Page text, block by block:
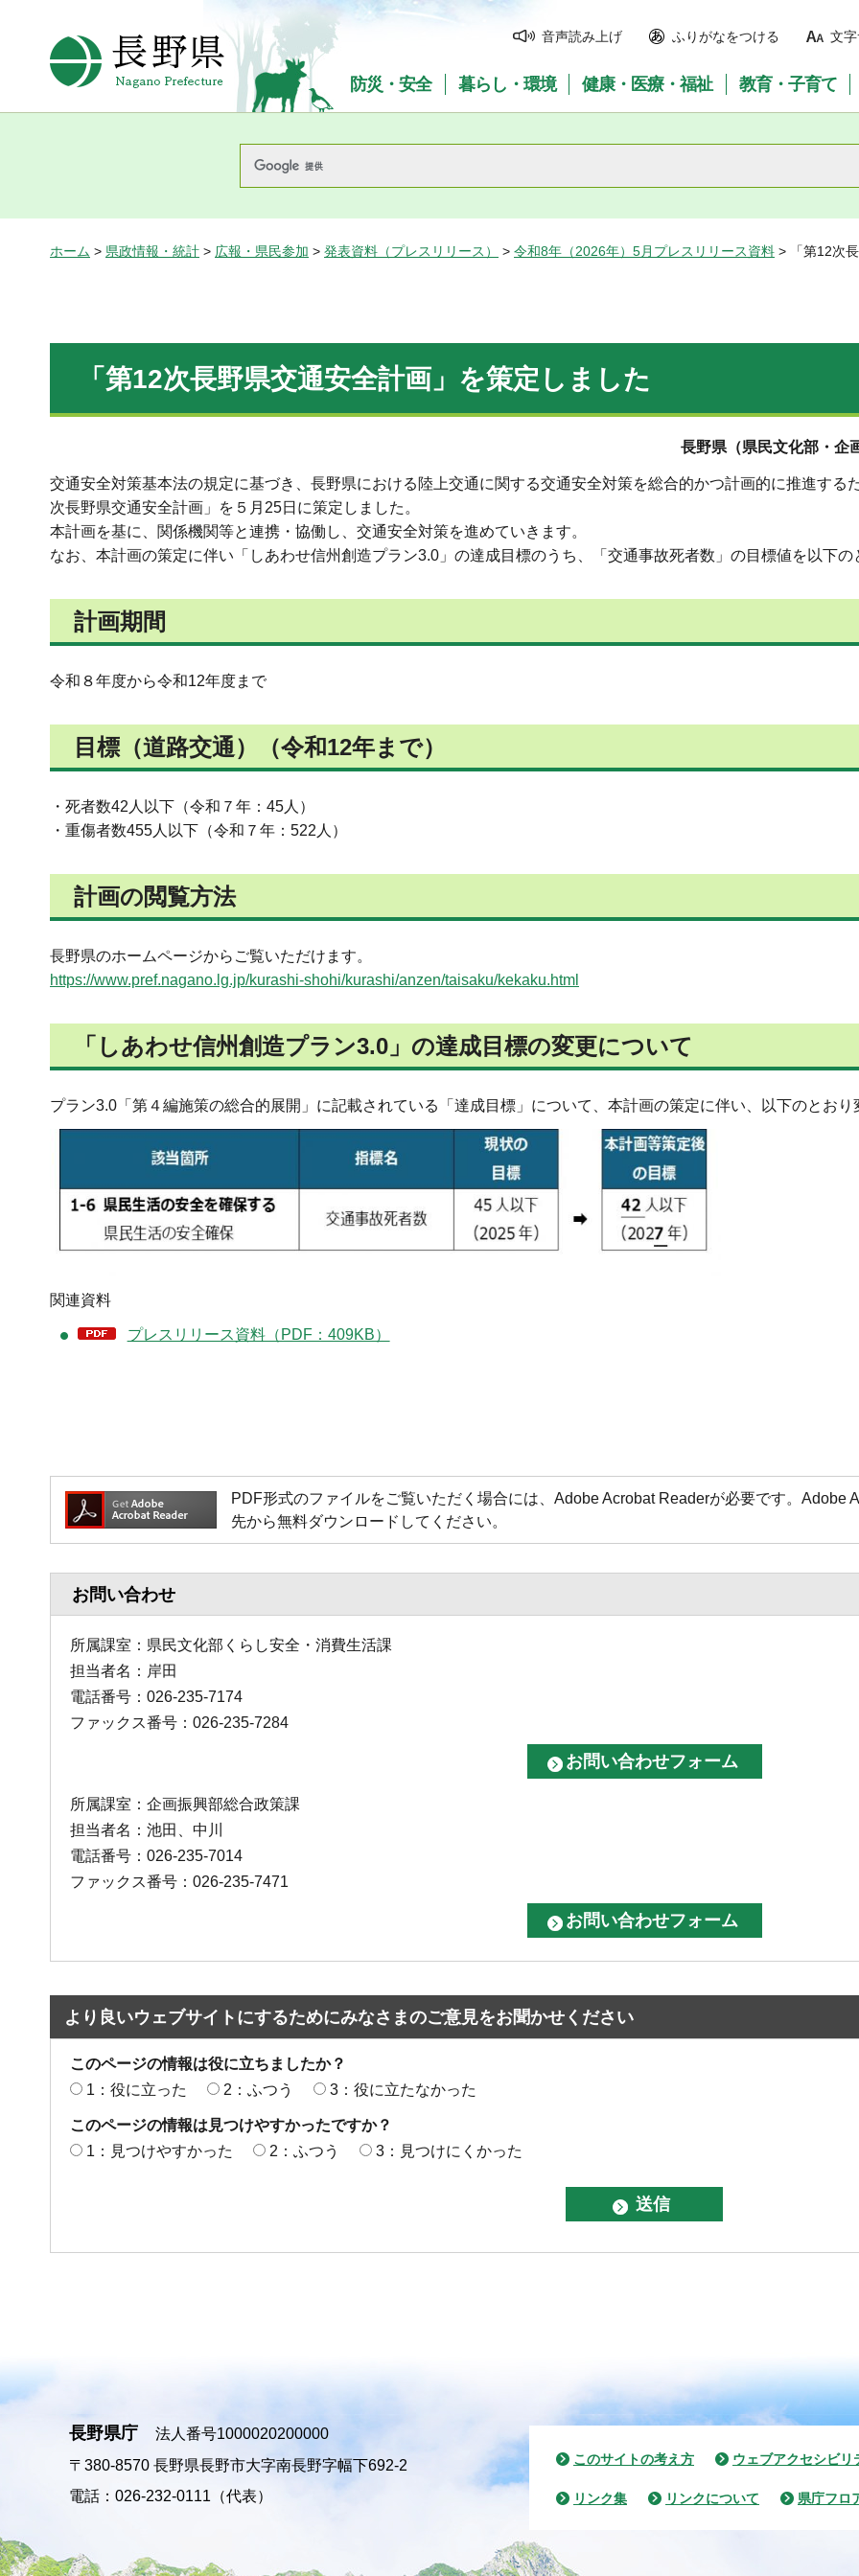
長野県Nagano Prefecture
音声読み上げ ふりがなをつける 文
防災・安全 暮らし・環境 健康・医療・福祉 教育・子育て
ホーム > 県政情報・統計 > 広報・県民参加 > 発表資料（プレスリリース） > 令和8年（2026年）5月プレスリリース資料 > 「第12次
「第12次長野県交通安全計画」を策定しました
長野県（県民文化部・企
交通安全対策基本法の規定に基づき、長野県における陸上交通に関する交通安全対策を総合的かつ計画的に推進する
次長野県交通安全計画」を５月25日に策定しました。
本計画を基に、関係機関等と連携・協働し、交通安全対策を進めていきます。
なお、本計画の策定に伴い「しあわせ信州創造プラン3.0」の達成目標のうち、「交通事故死者数」の目標値を以下の
計画期間
令和８年度から令和12年度まで
目標（道路交通）（令和12年まで）
・死者数42人以下（令和７年：45人）
・重傷者数455人以下（令和７年：522人）
計画の閲覧方法
長野県のホームページからご覧いただけます。
https://www.pref.nagano.lg.jp/kurashi-shohi/kurashi/anzen/taisaku/kekaku.html
「しあわせ信州創造プラン3.0」の達成目標の変更について
プラン3.0「第４編施策の総合的展開」に記載されている「達成目標」について、本計画の策定に伴い、以下のとおり
関連資料
プレスリリース資料（PDF：409KB）
PDF形式のファイルをご覧いただく場合には、Adobe Acrobat Readerが必要です。Adobe
先から無料ダウンロードしてください。
お問い合わせ
所属課室：県民文化部くらし安全・消費生活課
担当者名：岸田
電話番号：026-235-7174
ファックス番号：026-235-7284
所属課室：企画振興部総合政策課
担当者名：池田、中川
電話番号：026-235-7014
ファックス番号：026-235-7471
より良いウェブサイトにするためにみなさまのご意見をお聞かせください
このページの情報は役に立ちましたか？
1：役に立った
2：ふつう 3：役に立たなかった
このページの情報は見つけやすかったですか？
1：見つけやすかった
2：ふつう 3：見つけにくかった
長野県庁
法人番号1000020200000
〒380-8570 長野県長野市大字南長野字幅下692-2
電話：026-232-0111（代表）
このサイトの考え方 ウェブアクセシビリ
リンク集 リンクについて 県庁フロ